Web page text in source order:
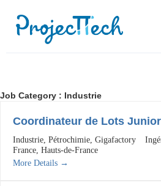
Job Category : Industrie
Coordinateur de Lots Junior
Industrie Pétrochimie Gigafactory
France Hauts-de-France
More Details